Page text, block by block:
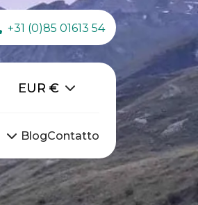
+31 (0)85 01613 54
EUR €
BlogContatto